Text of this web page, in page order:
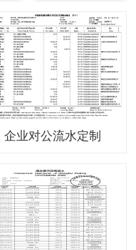
企业对公流水定制